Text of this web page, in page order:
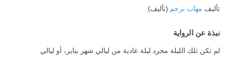
تأليف مهاب ترجم (تأليف)
نبذة عن الرواية
لم تكن تلك الليلة مجرد ليلة عادية من ليالي شهر يناير، أو ليالي